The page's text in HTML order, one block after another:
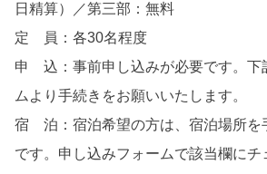
日精算）／第三部：無料
定 員：各30名程度
申 込：事前申し込みが必要です。下
ムより手続きをお願いいたします。
宿 泊：宿泊希望の方は、宿泊場所を
です。申し込みフォームで該当欄に